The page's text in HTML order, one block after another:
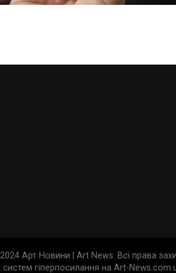
Арт Новини | Art News. Всі права
гіперпосилання на Art-